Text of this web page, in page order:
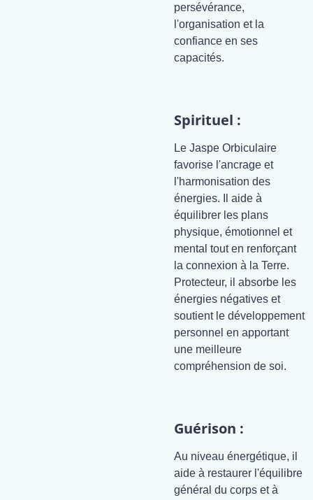
persévérance,
l'organisation et la
confiance en ses
capacités.
Spirituel :
Le Jaspe Orbiculaire
favorise l'ancrage et
l'harmonisation des
énergies. Il aide à
équilibrer les plans
physique, émotionnel et
mental tout en renforçant
la connexion à la Terre.
Protecteur, il absorbe les
énergies négatives et
soutient le développement
personnel en apportant
une meilleure
compréhension de soi.
Guérison :
Au niveau énergétique, il
aide à restaurer l'équilibre
général du corps et à